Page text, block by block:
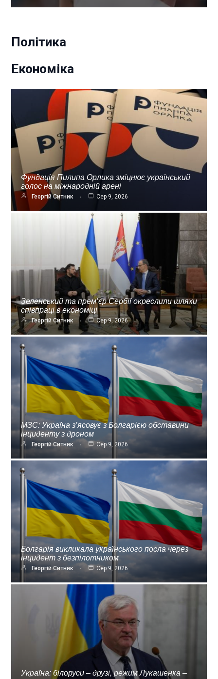
Політика
Економіка
Фундація Пилипа Орлика зміцнює український
голос на міжнародній арені
Георгій Ситник Сер 9, 2026
Зеленський та прем’єр Сербії окреслили шляхи
співпраці в економіці
Георгій Ситник Сер 9, 2026
МЗС: Україна з’ясовує з Болгарією обставини
інциденту з дроном
Георгій Ситник Сер 9, 2026
Болгарія викликала українського посла через
інцидент з безпілотником
Георгій Ситник Сер 9, 2026
Україна: білоруси – друзі, режим Лукашенка –